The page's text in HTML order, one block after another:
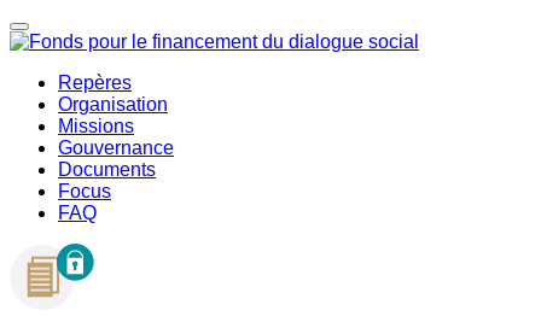
Repères
Organisation
Missions
Gouvernance
Documents
Focus
FAQ